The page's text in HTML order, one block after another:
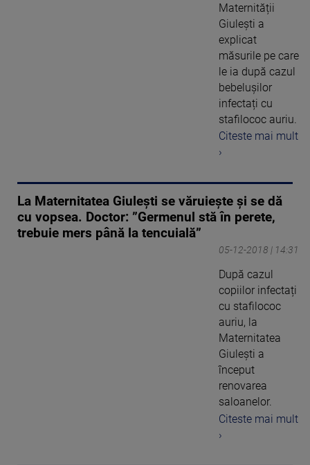
Maternității
Giulești a
explicat
măsurile pe care
le ia după cazul
bebelușilor
infectați cu
stafilococ auriu.
Citeste mai mult
›
La Maternitatea Giulești se văruiește și se dă
cu vopsea. Doctor: ”Germenul stă în perete,
trebuie mers până la tencuială”
05-12-2018 | 14:31
După cazul
copiilor infectați
cu stafilococ
auriu, la
Maternitatea
Giulești a
început
renovarea
saloanelor.
Citeste mai mult
›